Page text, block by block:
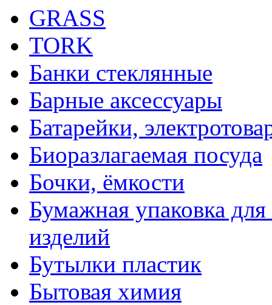
GRASS
TORK
Банки стеклянные
Барные аксессуары
Батарейки,
Биоразлагаемая посуда
Бочки, ёмкости
Бумажная упаковка
изделий
Бутылки пластик
Бытовая химия